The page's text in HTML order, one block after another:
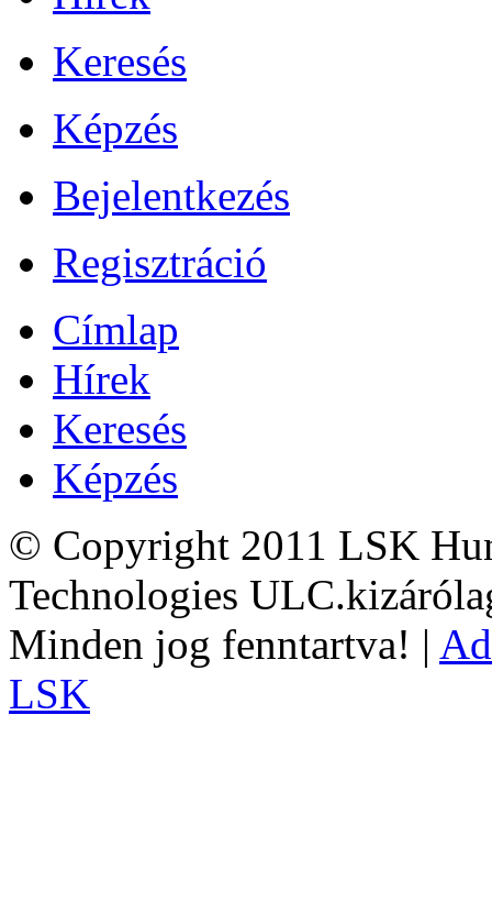
Keresés
Képzés
Bejelentkezés
Regisztráció
Címlap
Hírek
Keresés
Képzés
© Copyright 2011 LSK
Technologies
Minden jog fenntartva! |
LSK